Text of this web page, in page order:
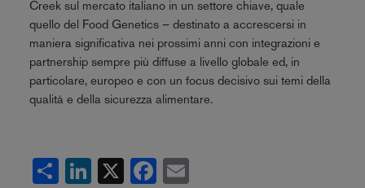
Creek sul mercato italiano in un settore chiave, quale
quello del Food Genetics – destinato a accrescersi in
maniera significativa nei prossimi anni con integrazioni e
partnership sempre più diffuse a livello globale ed, in
particolare, europeo e con un focus decisivo sui temi della
qualità e della sicurezza alimentare.
Share
LinkedIn
X Facebook